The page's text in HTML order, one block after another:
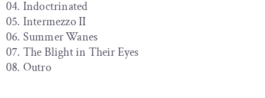
04. Indoctrinated
05. Intermezzo II
06. Summer Wanes
07. The Blight in Their Eyes
08. Outro